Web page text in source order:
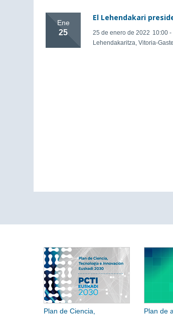
Ene
25
El Lehendakari
25 de enero de 2022 10:00 -
Lehendakaritza, Vitoria-
Plan de Ciencia, Plan de